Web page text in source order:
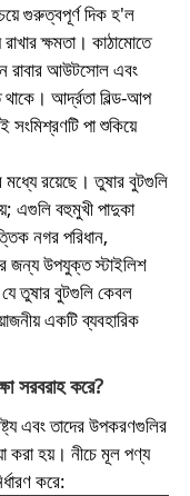
গুরুত্বপূর্ণ দিক হ'ল
রাখার ক্ষমতা। কাঠামোতে
রাবার আউটসোল এবং
আর্দ্রতা বিল্ড-আপ
পা শুকিয়ে
রয়েছে। তুষার বুটগুলি
এগুলি বহুমুখী পাদুকা
নগর পরিধান,
জন্য উপযুক্ত স্টাইলিশ
তুষার বুটগুলি কেবল
একটি ব্যবহারিক
সরবরাহ করে?
এবং তাদের উপকরণগুলির
করা হয়। নীচে মূল পণ্য
করে: